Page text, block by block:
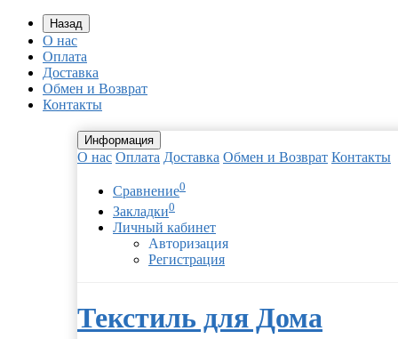
Назад
О нас
Оплата
Доставка
Обмен и Возврат
Контакты
Информация
О нас Оплата Доставка Обмен и Возврат Контакты
Сравнение0
Закладки0
Личный кабинет
Авторизация
Регистрация
Текстиль для Дома